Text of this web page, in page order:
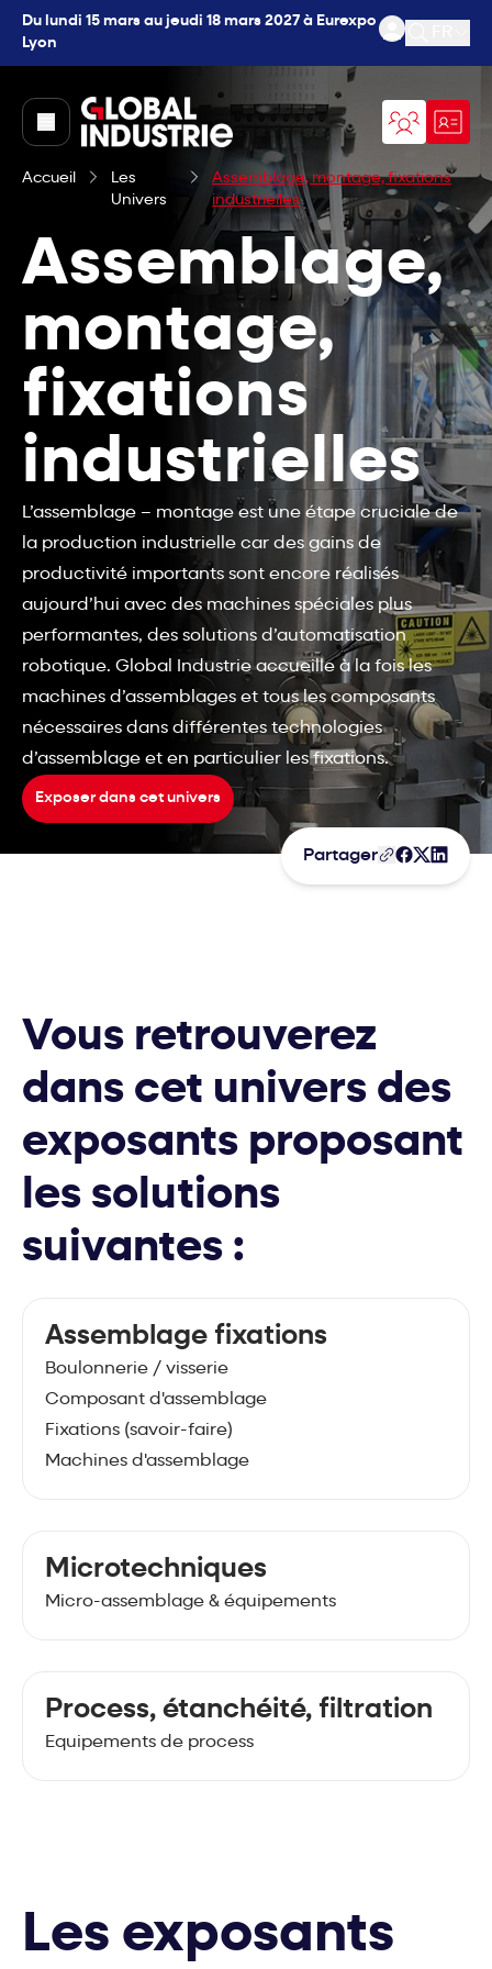
Du lundi 15 mars au jeudi 18 mars 2027 à Eurexpo
Lyon
Ouvrir
page.home
Accueil
Les
Univers
Assemblage, montage, fixations
industrielles
Assemblage,
montage,
fixations
industrielles
L’assemblage – montage est une étape cruciale de
la production industrielle car des gains de
productivité importants sont encore réalisés
aujourd’hui avec des machines spéciales plus
performantes, des solutions d’automatisation
robotique. Global Industrie accueille à la fois les
machines d’assemblages et tous les composants
nécessaires dans différentes technologies
d’assemblage et en particulier les fixations.
Exposer dans cet univers
Partager
Vous retrouverez
dans cet univers des
exposants proposant
les solutions
suivantes :
Assemblage fixations
Boulonnerie / visserie
Composant d'assemblage
Fixations (savoir-faire)
Machines d'assemblage
Microtechniques
Micro-assemblage & équipements
Process, étanchéité, filtration
Equipements de process
Les exposants